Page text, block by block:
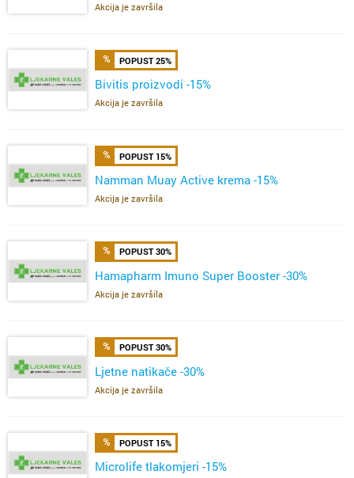
Akcija je završila
POPUST 25%
Bivitis proizvodi -15%
Akcija je završila
POPUST 15%
Namman Muay Active krema -15%
Akcija je završila
POPUST 30%
Hamapharm Imuno Super Booster -30%
Akcija je završila
POPUST 30%
Ljetne natikače -30%
Akcija je završila
POPUST 15%
Microlife tlakomjeri -15%